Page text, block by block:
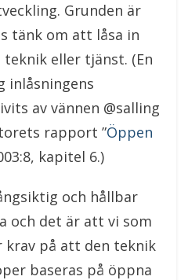
Grunden är
tänk om att låsa in
teknik eller tjänst. (En
inlåsningens
av vännen @salling
rapport ”Öppen
kapitel 6.)
och hållbar
och det är att vi som
krav på att den teknik
baseras på öppna